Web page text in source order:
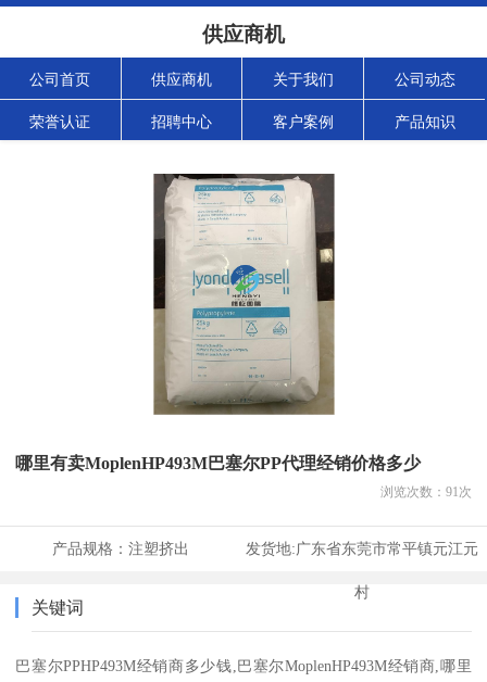
供应商机
公司首页 供应商机 关于我们 公司动态
荣誉认证 招聘中心 客户案例 产品知识
哪里有卖MoplenHP493M巴塞尔PP代理经销价格多少
浏览次数： 91次
产品规格： 注塑挤出 发货地:广东省东莞市常平镇元江元
村
关键词
巴塞尔PPHP493M经销商多少钱,巴塞尔MoplenHP493M经销商,哪里